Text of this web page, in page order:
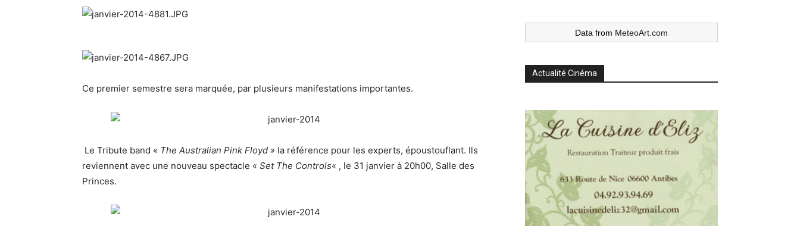
Ce premier semestre sera marquée, par plusieurs manifestations importantes.
Le Tribute band « The Australian Pink Floyd » la référence pour les experts, époustouflant. Ils
reviennent avec une nouveau spectacle « Set The Controls« , le 31 janvier à 20h00, Salle des
Princes.
Data from MeteoArt.com
Actualité Cinéma